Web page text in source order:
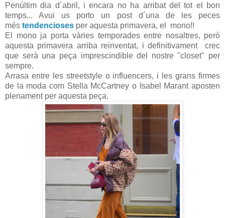
Penúltim dia d´abril, i encara no ha arribat del tot el bon
temps... Avui us porto un post d´una de les peces
més tendencioses per aquesta primavera, el mono!!
El mono ja porta vàries temporades entre nosaltres, però
aquesta primavera arriba reinventat, i definitivament crec
que serà una peça imprescindible del nostre "closet" per
sempre.
Arrasa entre les streetstyle o influencers, i les grans firmes
de la moda com Stella McCartney o Isabel Marant aposten
plenament per aquesta peça.